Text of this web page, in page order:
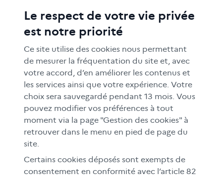
« Qu’est-ce que tu fabriques ? » est un jeu qui apprend
aux élèves, par le biais d’un jeu de rôle, à réfléchir sur
les intentions…
Petite typologie des publicités cachées
Comment faire passer au mieux un message
publicitaire ? En laissant penser qu’il ne s’agit pas d’un
message publicitaire.
Le respect de votre vie privée
est notre priorité
Ce site utilise des cookies nous permettant
de mesurer la fréquentation du site et, avec
votre accord, d’en améliorer les contenus et
les services ainsi que votre expérience. Votre
choix sera sauvegardé pendant 13 mois. Vous
pouvez modifier vos préférences à tout
moment via la page "Gestion des cookies" à
retrouver dans le menu en pied de page du
site.
Certains cookies déposés sont exempts de
consentement en conformité avec l’article 82